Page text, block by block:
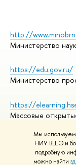
Мы используем
НИУ ВШЭ и
подробную
можно найти
http://
Министерство
https://edu.gov.ru/
Министерство
https://
Массовые
© НИУ ВШЭ